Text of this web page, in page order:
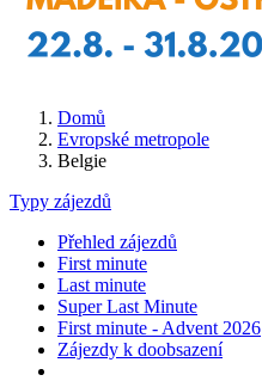
Domů
Evropské metropole
Belgie
Typy zájezdů
Přehled zájezdů
First minute
Last minute
Super Last Minute
First minute - Advent 2026
Zájezdy k doobsazení